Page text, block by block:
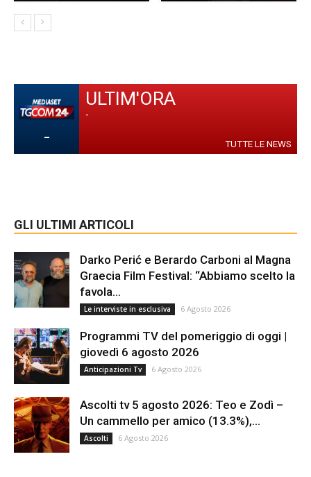
-
ULTIM'ORA
-
TUTTE LE NEWS
GLI ULTIMI ARTICOLI
Darko Perić e Berardo Carboni al Magna
Graecia Film Festival: “Abbiamo scelto la
favola...
Le interviste in esclusiva 6 Agosto 2026
Programmi TV del pomeriggio di oggi |
giovedì 6 agosto 2026
Anticipazioni Tv 6 Agosto 2026
Ascolti tv 5 agosto 2026: Teo e Zodì –
Un cammello per amico (13.3%),...
Ascolti 6 Agosto 2026